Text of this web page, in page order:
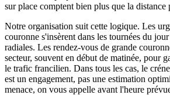
sur place comptent bien plus que la distance
Notre organisation suit cette logique. Les
couronne s'insèrent dans les tournées du
radiales. Les rendez-vous de grande
secteur, souvent en début de matinée, pour
le trafic francilien. Dans tous les cas, le
est un engagement, pas une estimation
menace, on vous appelle avant l'heure